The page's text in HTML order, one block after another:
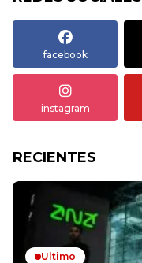
facebook
instagram
RECIENTES
Ultimo